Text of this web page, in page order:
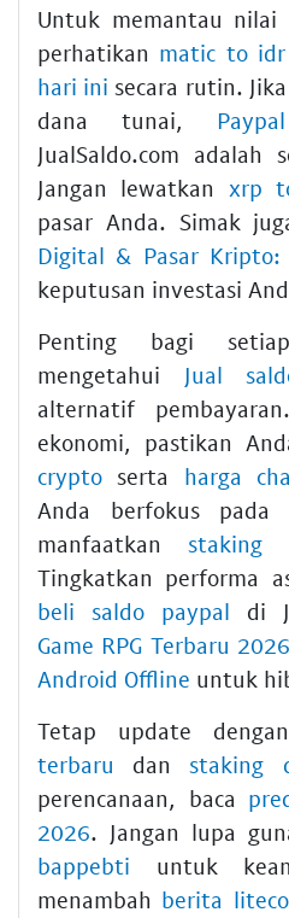
Untuk memantau
perhatikan matic to idr
hari ini secara rutin.
dana tunai,
JualSaldo.com adalah
Jangan lewatkan xrp
pasar Anda. Simak
Digital & Pasar Kripto:
keputusan investasi
Penting bagi
mengetahui Jual
alternatif
ekonomi, pastikan
crypto serta harga
Anda berfokus pada
manfaatkanstaking
Tingkatkan performa
beli saldo paypal di
Game RPG Terbaru
Android Offline untuk
Tetap update
terbaru danstaking
perencanaan, baca
2026. Jangan lupa
bappebti untuk
menambah berita